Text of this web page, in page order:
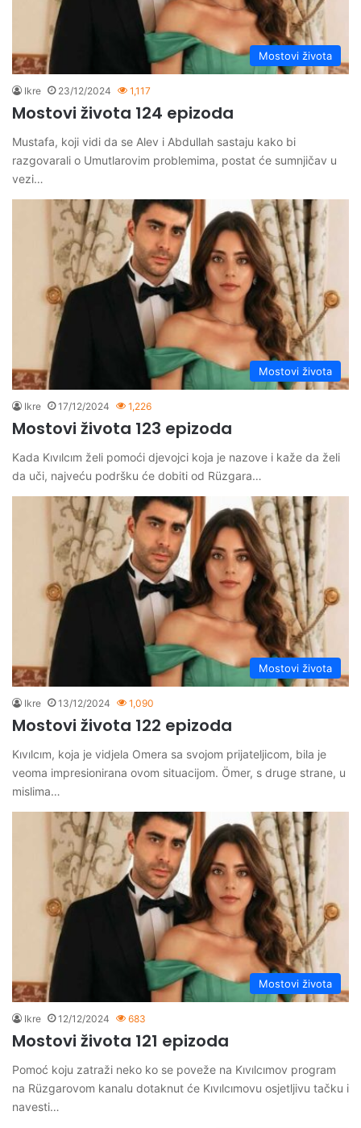
Mostovi života
Ikre 23/12/2024 1,117
Mostovi života 124 epizoda
Mustafa, koji vidi da se Alev i Abdullah sastaju kako bi
razgovarali o Umutlarovim problemima, postat će sumnjičav u
vezi…
Mostovi života
Ikre 17/12/2024 1,226
Mostovi života 123 epizoda
Kada Kıvılcım želi pomoći djevojci koja je nazove i kaže da želi
da uči, najveću podršku će dobiti od Rüzgara…
Mostovi života
Ikre 13/12/2024 1,090
Mostovi života 122 epizoda
Kıvılcım, koja je vidjela Omera sa svojom prijateljicom, bila je
veoma impresionirana ovom situacijom. Ömer, s druge strane, u
mislima…
Mostovi života
Ikre 12/12/2024 683
Mostovi života 121 epizoda
Pomoć koju zatraži neko ko se poveže na Kıvılcımov program
na Rüzgarovom kanalu dotaknut će Kıvılcımovu osjetljivu tačku i
navesti…